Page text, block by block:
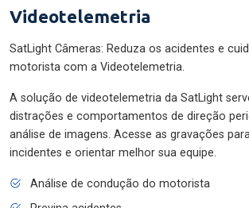
Videotelemetria
SatLight Câmeras: Reduza os acidentes e
motorista com a Videotelemetria.
A solução de videotelemetria da SatLight
distrações e comportamentos de direção
análise de imagens. Acesse as gravações
incidentes e orientar melhor sua equipe.
Análise de condução do motorista